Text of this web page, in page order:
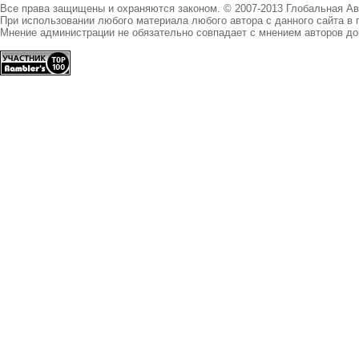
Все права защищены и охраняются законом. © 2007-2013 Глобальная
При использовании любого материала любого автора с данного сайта
Мнение администрации не обязательно совпадает с мнением авторов